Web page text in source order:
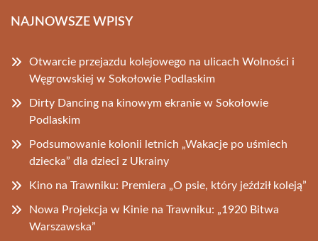
NAJNOWSZE WPISY
Otwarcie przejazdu kolejowego na ulicach Wolności i
Węgrowskiej w Sokołowie Podlaskim
Dirty Dancing na kinowym ekranie w Sokołowie
Podlaskim
Podsumowanie kolonii letnich „Wakacje po uśmiech
dziecka” dla dzieci z Ukrainy
Kino na Trawniku: Premiera „O psie, który jeździł koleją”
Nowa Projekcja w Kinie na Trawniku: „1920 Bitwa
Warszawska”